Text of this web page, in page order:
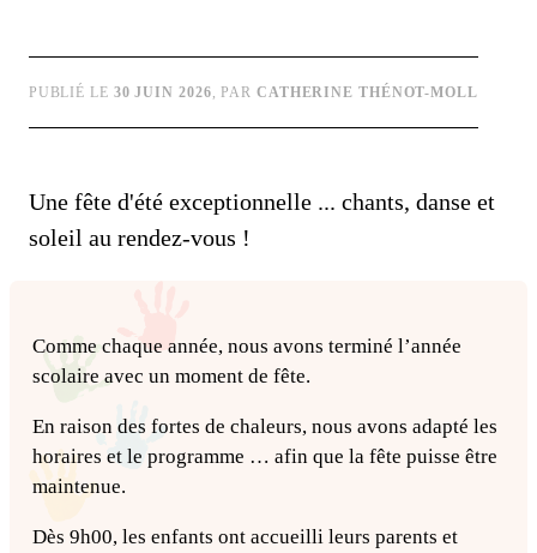
PUBLIÉ LE 30 JUIN 2026, PAR CATHERINE THÉNOT-MOLL
Une fête d'été exceptionnelle ... chants, danse et
soleil au rendez-vous !
Comme chaque année, nous avons terminé l’année
scolaire avec un moment de fête.
En raison des fortes de chaleurs, nous avons adapté les
horaires et le programme … afin que la fête puisse être
maintenue.
Dès 9h00, les enfants ont accueilli leurs parents et